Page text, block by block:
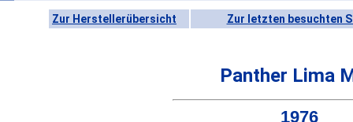
Zur Herstellerübersicht Zur letzten besuchten
Panther Lima
1976